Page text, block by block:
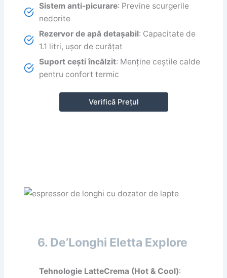
Sistem anti-picurare: Previne scurgerile
nedorite
Rezervor de apă detașabil: Capacitate de
1.1 litri, ușor de curățat
Suport cești încălzit: Menține ceștile calde
pentru confort termic
Verifică Prețul
6. De’Longhi Eletta Explore
Tehnologie LatteCrema (Hot & Cool):